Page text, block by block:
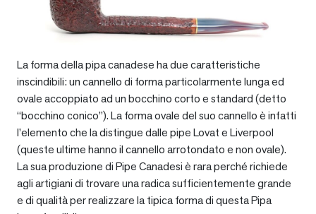
La forma della pipa canadese ha due caratteristiche
inscindibili: un cannello di forma particolarmente lunga ed
ovale accoppiato ad un bocchino corto e standard (detto
“bocchino conico”). La forma ovale del suo cannello è infatti
l’elemento che la distingue dalle pipe Lovat e Liverpool
(queste ultime hanno il cannello arrotondato e non ovale).
La sua produzione di Pipe Canadesi è rara perché richiede
agli artigiani di trovare una radica sufficientemente grande
e di qualità per realizzare la tipica forma di questa Pipa